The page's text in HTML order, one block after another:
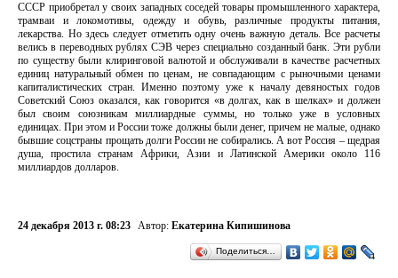
СССР приобретал у своих западных соседей товары промышленного характера,
трамваи и локомотивы, одежду и обувь, различные продукты питания,
лекарства. Но здесь следует отметить одну очень важную деталь. Все расчеты
велись в переводных рублях СЭВ через специально созданный банк. Эти рубли
по существу были клиринговой валютой и обслуживали в качестве расчетных
единиц натуральный обмен по ценам, не совпадающим с рыночными ценами
капиталистических стран. Именно поэтому уже к началу девяностых годов
Советский Союз оказался, как говорится «в долгах, как в шелках» и должен
был своим союзникам миллиардные суммы, но только уже в условных
единицах. При этом и России тоже должны были денег, причем не малые, однако
бывшие соцстраны прощать долги России не собирались. А вот Россия – щедрая
душа, простила странам Африки, Азии и Латинской Америки около 116
миллиардов долларов.
24 декабря 2013 г. 08:23 Автор: Екатерина Кипишинова
Поделиться…